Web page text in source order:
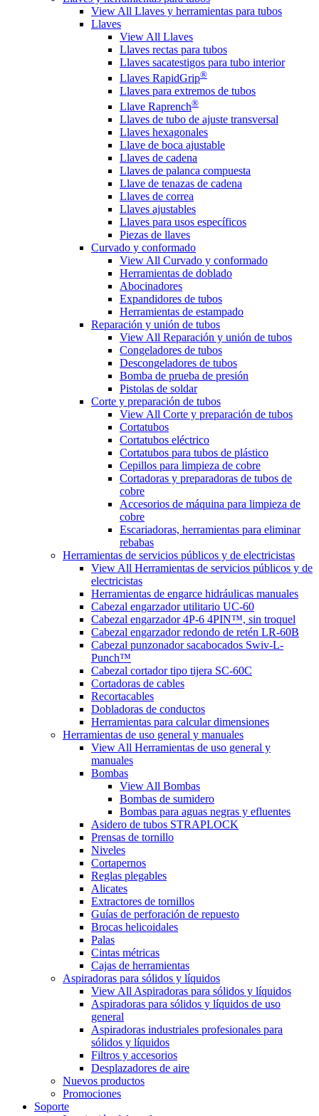
View All Llaves y herramientas para tubos
Llaves
View All Llaves
Llaves rectas para tubos
Llaves sacatestigos para tubo interior
Llaves RapidGrip®
Llaves para extremos de tubos
Llave Raprench®
Llaves de tubo de ajuste transversal
Llaves hexagonales
Llave de boca ajustable
Llaves de cadena
Llaves de palanca compuesta
Llave de tenazas de cadena
Llaves de correa
Llaves ajustables
Llaves para usos específicos
Piezas de llaves
Curvado y conformado
View All Curvado y conformado
Herramientas de doblado
Abocinadores
Expandidores de tubos
Herramientas de estampado
Reparación y unión de tubos
View All Reparación y unión de tubos
Congeladores de tubos
Descongeladores de tubos
Bomba de prueba de presión
Pistolas de soldar
Corte y preparación de tubos
View All Corte y preparación de tubos
Cortatubos
Cortatubos eléctrico
Cortatubos para tubos de plástico
Cepillos para limpieza de cobre
Cortadoras y preparadoras de tubos de
cobre
Accesorios de máquina para limpieza de
cobre
Escariadoras, herramientas para eliminar
rebabas
Herramientas de servicios públicos y de electricistas
View All Herramientas de servicios públicos y de
electricistas
Herramientas de engarce hidráulicas manuales
Cabezal engarzador utilitario UC-60
Cabezal engarzador 4P-6 4PIN™, sin troquel
Cabezal engarzador redondo de retén LR-60B
Cabezal punzonador sacabocados Swiv-L-
Punch™
Cabezal cortador tipo tijera SC-60C
Cortadoras de cables
Recortacables
Dobladoras de conductos
Herramientas para calcular dimensiones
Herramientas de uso general y manuales
View All Herramientas de uso general y
manuales
Bombas
View All Bombas
Bombas de sumidero
Bombas para aguas negras y efluentes
Asidero de tubos STRAPLOCK
Prensas de tornillo
Niveles
Cortapernos
Reglas plegables
Alicates
Extractores de tornillos
Guías de perforación de repuesto
Brocas helicoidales
Palas
Cintas métricas
Cajas de herramientas
Aspiradoras para sólidos y líquidos
View All Aspiradoras para sólidos y líquidos
Aspiradoras para sólidos y líquidos de uso
general
Aspiradoras industriales profesionales para
sólidos y líquidos
Filtros y accesorios
Desplazadores de aire
Nuevos productos
Promociones
Soporte